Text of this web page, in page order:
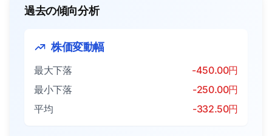
過去の傾向分析
株価変動幅
最大下落
-450.00円
最小下落
-250.00円
平均
-332.50円